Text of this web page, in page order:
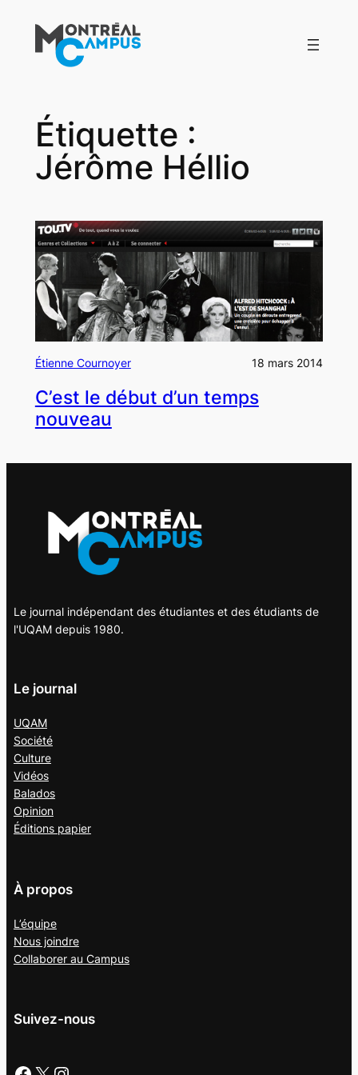
contenu
Étiquette :
Jérôme Héllio
Étienne Cournoyer 18 mars 2014
C’est le début d’un temps
nouveau
Le journal indépendant des étudiantes et des étudiants de
l'UQAM depuis 1980.
Le journal
UQAM
Société
Culture
Vidéos
Balados
Opinion
Éditions papier
À propos
L’équipe
Nous joindre
Collaborer au Campus
Suivez-nous